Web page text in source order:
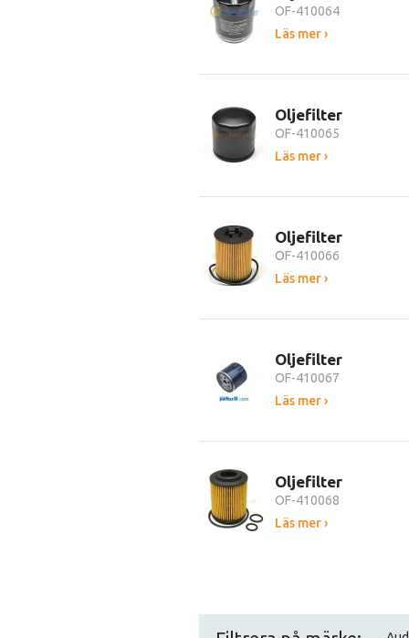
OF-410064
Läs mer ›
Oljefilter
OF-410065
Läs mer ›
Oljefilter
OF-410066
Läs mer ›
Oljefilter
OF-410067
Läs mer ›
Oljefilter
OF-410068
Läs mer ›